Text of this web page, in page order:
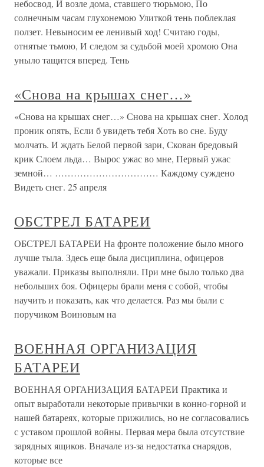
небосвод, И возле дома, ставшего тюрьмою, По
солнечным часам глухонемою Улиткой тень поблеклая
ползет. Невыносим ее ленивый ход! Считаю годы,
отнятые тьмою, И следом за судьбой моей хромою Она
уныло тащится вперед. Тень
«Снова на крышах снег…»
«Снова на крышах снег…» Снова на крышах снег. Холод
проник опять, Если б увидеть тебя Хоть во сне. Буду
молчать. И ждать Белой первой зари, Скован бредовый
крик Слоем льда… Вырос ужас во мне, Первый ужас
земной… …………………………… Каждому суждено
Видеть снег. 25 апреля
ОБСТРЕЛ БАТАРЕИ
ОБСТРЕЛ БАТАРЕИ На фронте положение было много
лучше тыла. Здесь еще была дисциплина, офицеров
уважали. Приказы выполняли. При мне было только два
небольших боя. Офицеры брали меня с собой, чтобы
научить и показать, как что делается. Раз мы были с
поручиком Воиновым на
ВОЕННАЯ ОРГАНИЗАЦИЯ
БАТАРЕИ
ВОЕННАЯ ОРГАНИЗАЦИЯ БАТАРЕИ Практика и
опыт выработали некоторые привычки в конно-горной и
нашей батареях, которые прижились, но не согласовались
с уставом прошлой войны. Первая мера была отсутствие
зарядных ящиков. Вначале из-за недостатка снарядов,
которые все